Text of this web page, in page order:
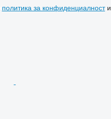
политика за конфиденциалности